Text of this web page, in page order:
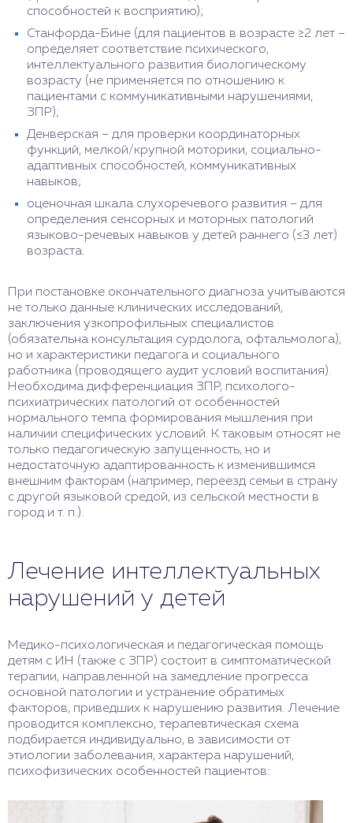
способностей к восприятию);
Станфорда-Бине (для пациентов в возрасте ≥2 лет –
определяет соответствие психического,
интеллектуального развития биологическому
возрасту (не применяется по отношению к
пациентами с коммуникативными нарушениями,
ЗПР);
Денверская – для проверки координаторных
функций, мелкой/крупной моторики, социально-
адаптивных способностей, коммуникативных
навыков;
оценочная шкала слухоречевого развития – для
определения сенсорных и моторных патологий
языково-речевых навыков у детей раннего (≤3 лет)
возраста.
При постановке окончательного диагноза учитываются
не только данные клинических исследований,
заключения узкопрофильных специалистов
(обязательна консультация сурдолога, офтальмолога),
но и характеристики педагога и социального
работника (проводящего аудит условий воспитания).
Необходима дифференциация ЗПР, психолого-
психиатрических патологий от особенностей
нормального темпа формирования мышления при
наличии специфических условий. К таковым относят не
только педагогическую запущенность, но и
недостаточную адаптированность к изменившимся
внешним факторам (например, переезд семьи в страну
с другой языковой средой, из сельской местности в
город и т. п.).
Лечение интеллектуальных
нарушений у детей
Медико-психологическая и педагогическая помощь
детям с ИН (также с ЗПР) состоит в симптоматической
терапии, направленной на замедление прогресса
основной патологии и устранение обратимых
факторов, приведших к нарушению развития. Лечение
проводится комплексно, терапевтическая схема
подбирается индивидуально, в зависимости от
этиологии заболевания, характера нарушений,
психофизических особенностей пациентов: